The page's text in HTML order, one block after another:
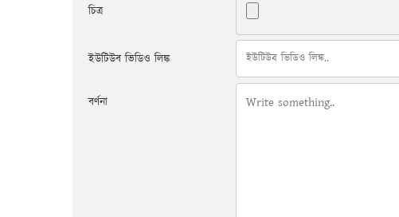
চিত্র
ইউটিউব ভিডিও লিঙ্ক
বর্ণনা